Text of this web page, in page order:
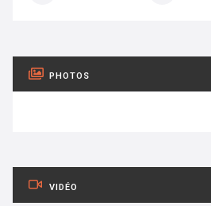
PHOTOS
VIDÉO